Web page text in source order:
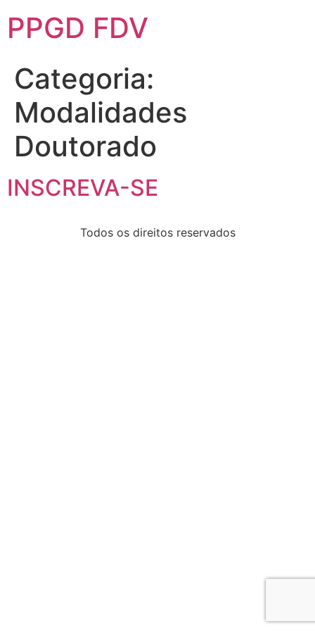
PPGD FDV
Categoria:
Modalidades
Doutorado
INSCREVA-SE
Todos os direitos reservados